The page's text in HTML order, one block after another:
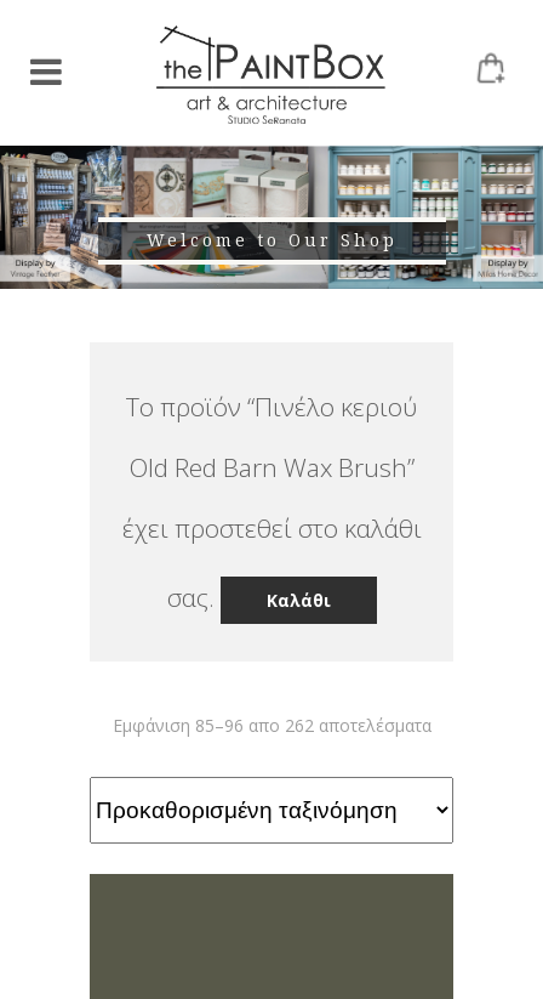
Welcome to Our Shop
Το προϊόν “Πινέλο κεριού
Old Red Barn Wax Brush”
έχει προστεθεί στο καλάθι
σας. Καλάθι
Εμφάνιση 85–96 απο 262 αποτελέσματα